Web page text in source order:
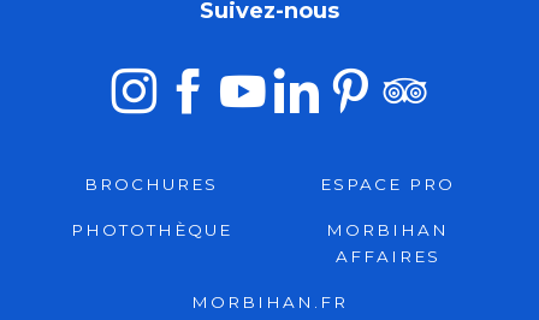
Suivez-nous
BROCHURES ESPACE PRO
PHOTOTHÈQUE
MORBIHAN
AFFAIRES
MORBIHAN.FR